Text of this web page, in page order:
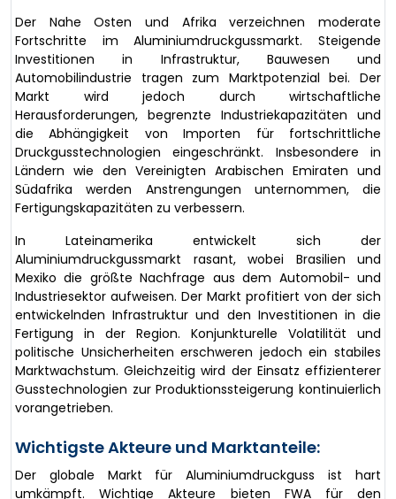
Der Nahe Osten und Afrika verzeichnen moderate
Fortschritte im Aluminiumdruckgussmarkt. Steigende
Investitionen in Infrastruktur, Bauwesen und
Automobilindustrie tragen zum Marktpotenzial bei. Der
Markt wird jedoch durch wirtschaftliche
Herausforderungen, begrenzte Industriekapazitäten und
die Abhängigkeit von Importen für fortschrittliche
Druckgusstechnologien eingeschränkt. Insbesondere in
Ländern wie den Vereinigten Arabischen Emiraten und
Südafrika werden Anstrengungen unternommen, die
Fertigungskapazitäten zu verbessern.
In Lateinamerika entwickelt sich der
Aluminiumdruckgussmarkt rasant, wobei Brasilien und
Mexiko die größte Nachfrage aus dem Automobil- und
Industriesektor aufweisen. Der Markt profitiert von der sich
entwickelnden Infrastruktur und den Investitionen in die
Fertigung in der Region. Konjunkturelle Volatilität und
politische Unsicherheiten erschweren jedoch ein stabiles
Marktwachstum. Gleichzeitig wird der Einsatz effizienterer
Gusstechnologien zur Produktionssteigerung kontinuierlich
vorangetrieben.
Wichtigste Akteure und Marktanteile:
Der globale Markt für Aluminiumdruckguss ist hart
umkämpft. Wichtige Akteure bieten FWA für den